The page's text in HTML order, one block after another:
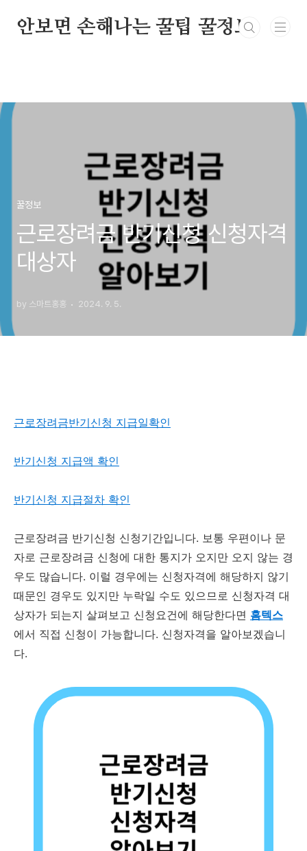
안보면 손해나는 꿀팁 꿀정보
꿀정보
근로장려금 반기신청 신청자격
대상자
by 스마트홍홍 2024. 9. 5.
근로장려금반기신청 지급일확인
반기신청 지급액 확인
반기신청 지급절차 확인
근로장려금 반기신청 신청기간입니다. 보통 우편이나 문
자로 근로장려금 신청에 대한 통지가 오지만 오지 않는 경
우도 많습니다. 이럴 경우에는 신청자격에 해당하지 않기
때문인 경우도 있지만 누락일 수도 있으므로 신청자격 대
상자가 되는지 살펴보고 신청요건에 해당한다면 홈텍스
에서 직접 신청이 가능합니다. 신청자격을 알아보겠습니
다.